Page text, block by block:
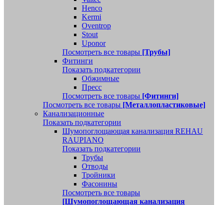
Henco
Kermi
Oventrop
Stout
Uponor
Посмотреть все товары [Трубы]
Фитинги
Показать подкатегории
Обжимные
Пресс
Посмотреть все товары [Фитинги]
Посмотреть все товары [Металлопластиковые]
Канализационные
Показать подкатегории
Шумопоглощающая канализация REHAU
RAUPIANO
Показать подкатегории
Трубы
Отводы
Тройники
Фасонины
Посмотреть все товары
[Шумопоглощающая канализация